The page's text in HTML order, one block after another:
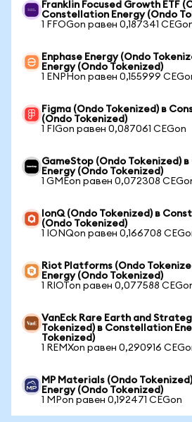
Franklin Focused Growth ETF
Constellation Energy (Ondo
1 FFOGon равен 0,187341
Enphase Energy (Ondo
Energy (Ondo Tokenized)
1 ENPHon равен 0,155999
Figma (Ondo Tokenized) в
(Ondo Tokenized)
1 FIGon равен 0,087061 CEGon
GameStop (Ondo Tokenized)
Energy (Ondo Tokenized)
1 GMEon равен 0,072308
IonQ (Ondo Tokenized) в
(Ondo Tokenized)
1 IONQon равен 0,166708
Riot Platforms (Ondo
Energy (Ondo Tokenized)
1 RIOTon равен 0,077588
VanEck Rare Earth and
Tokenized) в Constellation
Tokenized)
1 REMXon равен 0,290916
MP Materials (Ondo
Energy (Ondo Tokenized)
1 MPon равен 0,192471 CEGon